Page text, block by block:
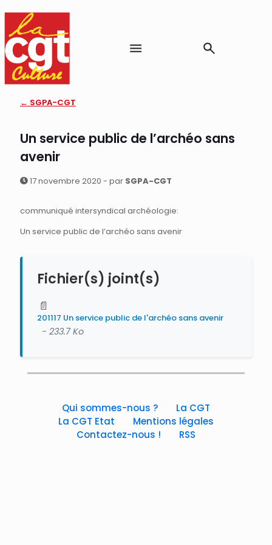
← SGPA-CGT
Un service public de l’archéo sans
avenir
17 novembre 2020 - par SGPA-CGT
communiqué intersyndical archéologie:
Un service public de l’archéo sans avenir
Fichier(s) joint(s)
📄
201117 Un service public de l'archéo sans avenir
- 233.7 Ko
Qui sommes-nous ?
La CGT
La CGT Etat
Mentions légales
Contactez-nous !
RSS